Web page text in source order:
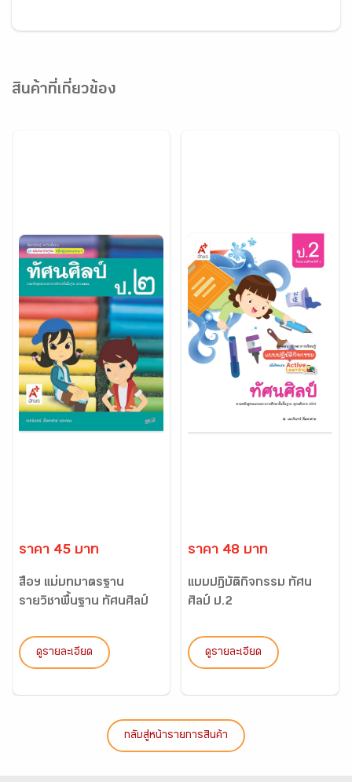
สินค้าที่เกี่ยวข้อง
ราคา 45 บาท
สื่อฯ แม่บทมาตรฐาน
รายวิชาพื้นฐาน ทัศนศิลป์
ดูรายละเอียด
ราคา 48 บาท
แบบปฏิบัติกิจกรรม ทัศน
ศิลป์ ป.2
ดูรายละเอียด
กลับสู่หน้ารายการสินค้า